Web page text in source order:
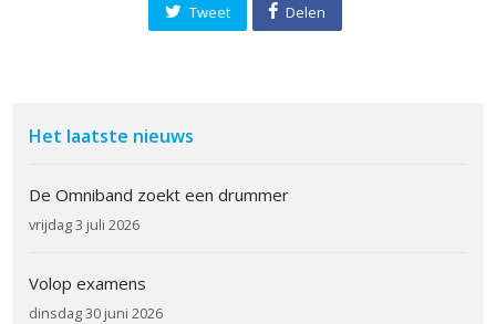
Tweet Delen
Het laatste nieuws
De Omniband zoekt een drummer
vrijdag 3 juli 2026
Volop examens
dinsdag 30 juni 2026